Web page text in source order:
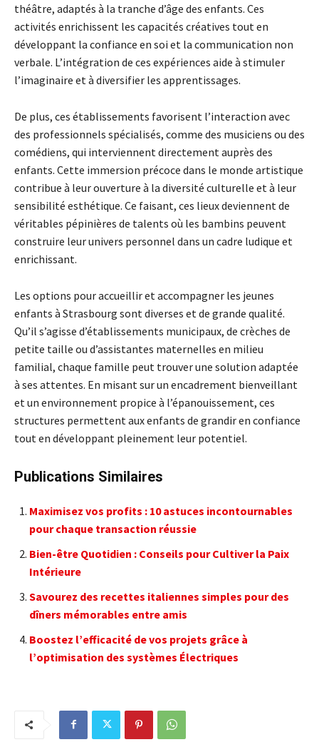
théâtre, adaptés à la tranche d’âge des enfants. Ces
activités enrichissent les capacités créatives tout en
développant la confiance en soi et la communication non
verbale. L’intégration de ces expériences aide à stimuler
l’imaginaire et à diversifier les apprentissages.
De plus, ces établissements favorisent l’interaction avec
des professionnels spécialisés, comme des musiciens ou des
comédiens, qui interviennent directement auprès des
enfants. Cette immersion précoce dans le monde artistique
contribue à leur ouverture à la diversité culturelle et à leur
sensibilité esthétique. Ce faisant, ces lieux deviennent de
véritables pépinières de talents où les bambins peuvent
construire leur univers personnel dans un cadre ludique et
enrichissant.
Les options pour accueillir et accompagner les jeunes
enfants à Strasbourg sont diverses et de grande qualité.
Qu’il s’agisse d’établissements municipaux, de crèches de
petite taille ou d’assistantes maternelles en milieu
familial, chaque famille peut trouver une solution adaptée
à ses attentes. En misant sur un encadrement bienveillant
et un environnement propice à l’épanouissement, ces
structures permettent aux enfants de grandir en confiance
tout en développant pleinement leur potentiel.
Publications Similaires
Maximisez vos profits : 10 astuces incontournables
pour chaque transaction réussie
Bien-être Quotidien : Conseils pour Cultiver la Paix
Intérieure
Savourez des recettes italiennes simples pour des
dîners mémorables entre amis
Boostez l’efficacité de vos projets grâce à
l’optimisation des systèmes Électriques